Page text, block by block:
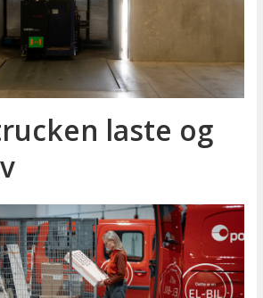
laste og